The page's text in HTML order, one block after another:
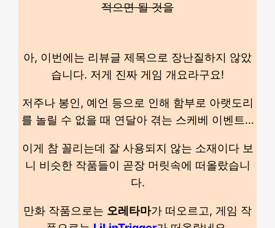
적으면 될 것을
아, 이번에는 리뷰글 제목으로 장난질하지 않았
습니다. 저게 진짜 게임 개요라구요!
저주나 봉인, 예언 등으로 인해 함부로 아랫도리
를 놀릴 수 없을 때 연달아 겪는 스케베 이벤트…
이게 참 꼴리는데 잘 사용되지 않는 소재이다 보
니 비슷한 작품들이 곧장 머릿속에 떠올랐습니
다.
만화 작품으로는 오레타마가 떠오르고, 게임 작